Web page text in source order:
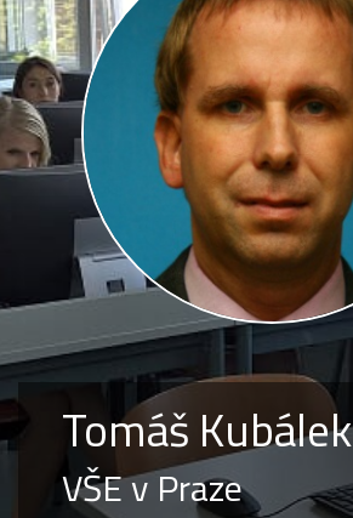
Tomáš Kubálek
VŠE v Praze